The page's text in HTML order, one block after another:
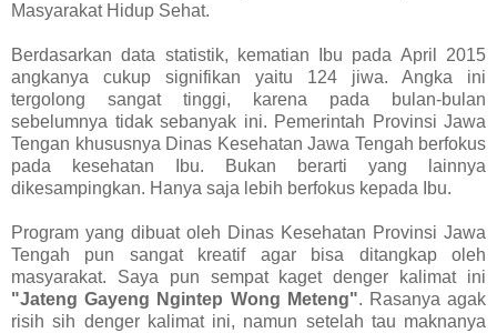
Masyarakat Hidup Sehat.
Berdasarkan data statistik, kematian Ibu pada April 2015
angkanya cukup signifikan yaitu 124 jiwa. Angka ini
tergolong sangat tinggi, karena pada bulan-bulan
sebelumnya tidak sebanyak ini. Pemerintah Provinsi Jawa
Tengan khususnya Dinas Kesehatan Jawa Tengah berfokus
pada kesehatan Ibu. Bukan berarti yang lainnya
dikesampingkan. Hanya saja lebih berfokus kepada Ibu.
Program yang dibuat oleh Dinas Kesehatan Provinsi Jawa
Tengah pun sangat kreatif agar bisa ditangkap oleh
masyarakat. Saya pun sempat kaget denger kalimat ini
"Jateng Gayeng Ngintep Wong Meteng". Rasanya agak
risih sih denger kalimat ini, namun setelah tau maknanya